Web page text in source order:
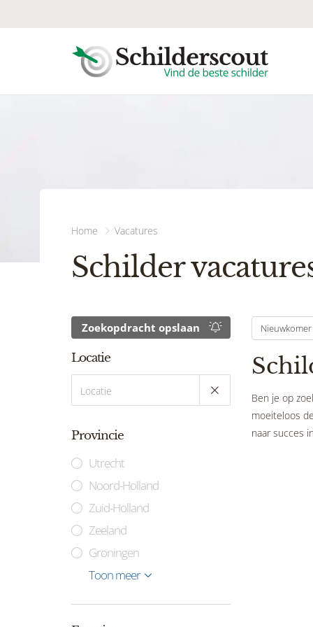
Home Vacatures
Schilder
Zoekopdracht opslaan
Locatie
Provincie
Utrecht
Noord-Holland
Zuid-Holland
Zeeland
Groningen
Limburg
Gelderland
Flevoland
Noord-Brabant
Drenthe
Friesland
Overijssel
Toon meer
Nieuwkomer
Ben je op
moeiteloos
naar succes